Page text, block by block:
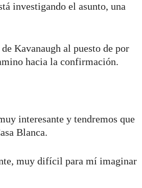
investigando el asunto, una
Kavanaugh al puesto de por
hacia la confirmación.
interesante y tendremos que
Blanca.
muy difícil para mí imaginar